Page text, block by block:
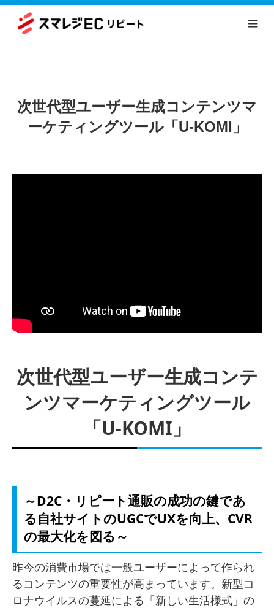
次世代型ユーザー生成コンテンツマ
ーケティングツール「U-KOMI」
次世代型ユーザー生成コンテ
ンツマーケティングツール
「U-KOMI」
～D2C・リピート通販の成功の鍵であ
る自社サイトのUGCでUXを向上、CVR
の最大化を図る～
昨今の消費市場では一般ユーザーによって作られ
るコンテンツの重要性が高まっています。新型コ
ロナウイルスの蔓延による「新しい生活様式」の